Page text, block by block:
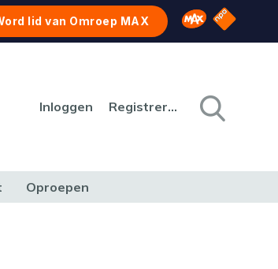
lid van Omroep MAX Omroep MAX
NPO
Inloggen Registreren
Oproepen